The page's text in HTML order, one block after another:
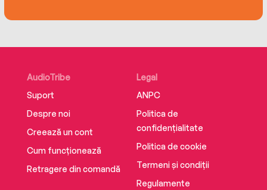
AudioTribe
Suport
Despre noi
Creează un cont
Cum funcționează
Retragere din comandă
Legal
ANPC
Politica de
confidențialitate
Politica de cookie
Termeni și condiții
Regulamente